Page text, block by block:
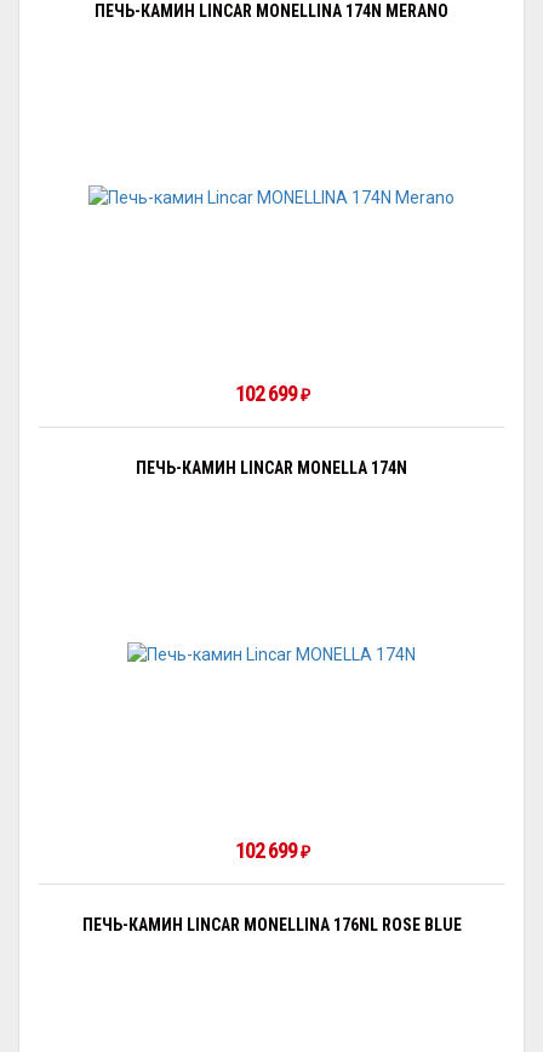
ПЕЧЬ-КАМИН LINCAR MONELLINA 174N MERANO
102 699₽
ПЕЧЬ-КАМИН LINCAR MONELLA 174N
102 699₽
ПЕЧЬ-КАМИН LINCAR MONELLINA 176NL ROSE BLUE